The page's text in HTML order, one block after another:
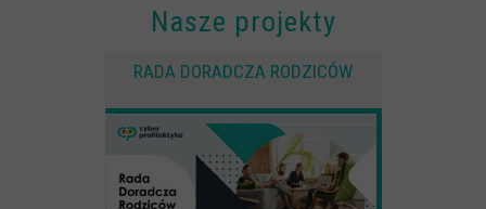
Nasze projekty
RADA DORADCZA RODZICÓW